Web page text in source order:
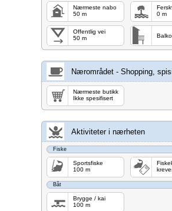
Nærmeste nabo
50 m
0 m
Offentlig vei
50 m
Nærområdet - Shopping,
Nærmeste butikk
Ikke spesifisert
Aktiviteter i nærheten
Fiske
Sportsfiske
100 m
Båt
Brygge / kai
100 m